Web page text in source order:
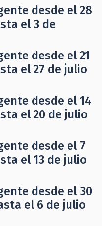
desde el 28
el 3 de
desde el 21
el 27 de julio
desde el 14
el 20 de julio
desde el 7
el 13 de julio
desde el 30
el 6 de julio